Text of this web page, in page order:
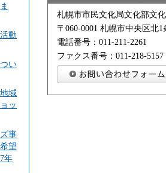
動
い
域
ッ
事
望
年
札幌市市民文化局文化部文
〒060-0001 札幌市中央区北
電話番号：011-211-2261
ファクス番号：011-218-5157